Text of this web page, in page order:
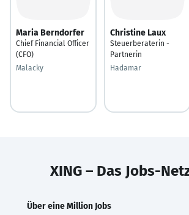
Maria Berndorfer
Chief Financial Officer
(CFO)
Malacky
Christine Laux
Steuerberaterin -
Partnerin
Hadamar
XING – Das Jobs-
Über eine Million Jobs